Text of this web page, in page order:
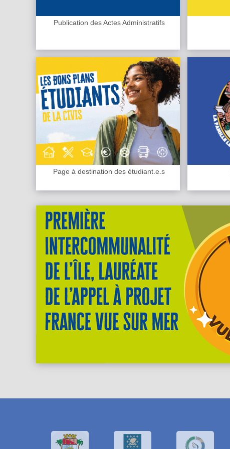
Publication des Actes Administratifs
Page à destination des étudiant.e.s